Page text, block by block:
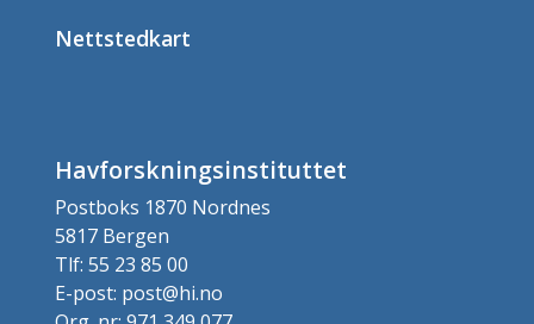
Nettstedkart
Havforskningsinstituttet
Postboks 1870 Nordnes
5817 Bergen
Tlf: 55 23 85 00
E-post: post@hi.no